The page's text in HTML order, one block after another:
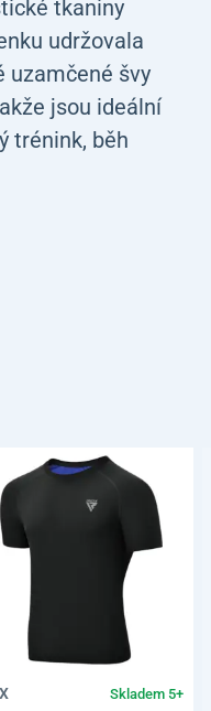
tkaniny
udržovala
uzamčené švy
jsou ideální
trénink, běh
Skladem 5+